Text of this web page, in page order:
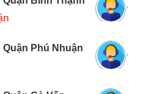
Phú Nhuận